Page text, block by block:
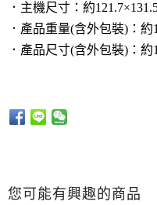
．主機尺寸：約
．產品重量(含外包裝)：約
．產品尺寸(含外包裝)：約
您可能有興趣的商品